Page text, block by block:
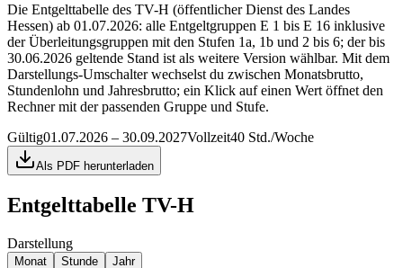
Die Entgelttabelle des TV-H (öffentlicher Dienst des Landes
Hessen) ab 01.07.2026: alle Entgeltgruppen E 1 bis E 16 inklusive
der Überleitungsgruppen mit den Stufen 1a, 1b und 2 bis 6; der bis
30.06.2026 geltende Stand ist als weitere Version wählbar. Mit dem
Darstellungs-Umschalter wechselst du zwischen Monatsbrutto,
Stundenlohn und Jahresbrutto; ein Klick auf einen Wert öffnet den
Rechner mit der passenden Gruppe und Stufe.
Gültig01.07.2026 – 30.09.2027Vollzeit40 Std./Woche
Als PDF herunterladen
Entgelttabelle TV-H
Darstellung
Monat Stunde Jahr